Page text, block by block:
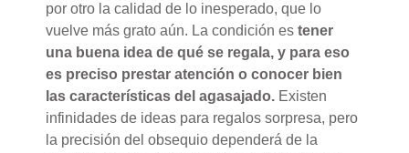
por otro la calidad de lo inesperado, que lo
vuelve más grato aún. La condición es tener
una buena idea de qué se regala, y para eso
es preciso prestar atención o conocer bien
las características del agasajado. Existen
infinidades de ideas para regalos sorpresa, pero
la precisión del obsequio dependerá de la